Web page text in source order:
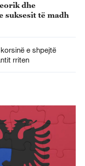
dhe
suksesit të madh
e shpejtë
rriten